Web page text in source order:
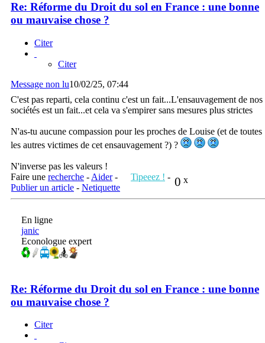
Re: Réforme du Droit du sol en France : une bonne
ou mauvaise chose ?
Citer
Citer
Message non lu10/02/25, 07:44
C'est pas reparti, cela continu c'est un fait...L'ensauvagement de nos
sociétés est un fait...et cela va s'empirer sans mesures plus strictes
N'as-tu aucune compassion pour les proches de Louise (et de toutes
les autres victimes de cet ensauvagement ?) ?
N'inverse pas les valeurs !
0 x
Faire une recherche - Aider- Tipeeez ! -
Publier un article - Netiquette
En ligne
janic
Econologue expert
Re: Réforme du Droit du sol en France : une bonne
ou mauvaise chose ?
Citer